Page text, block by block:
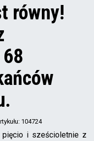
równy!
104724
pięcio i sześcioletnie z